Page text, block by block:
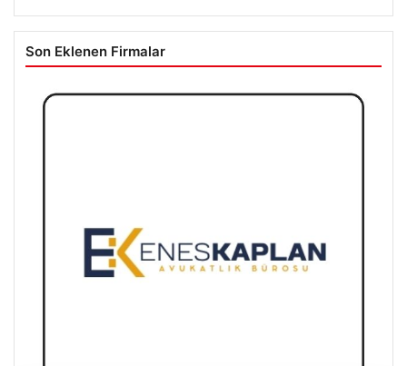
Son Eklenen Firmalar